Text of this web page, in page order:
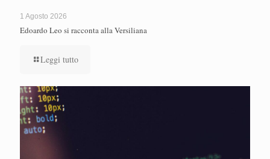
1 Agosto 2026
Edoardo Leo si racconta alla Versiliana
Leggi tutto